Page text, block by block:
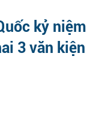
kỷ niệm
3 văn kiện